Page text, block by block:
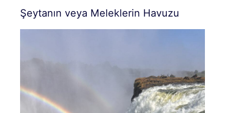
Şeytanın veya Meleklerin Havuzu